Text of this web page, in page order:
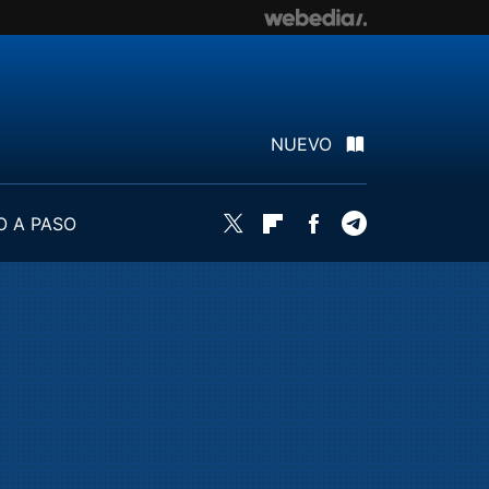
NUEVO
A PASO
Twitter FlipboardFacebook